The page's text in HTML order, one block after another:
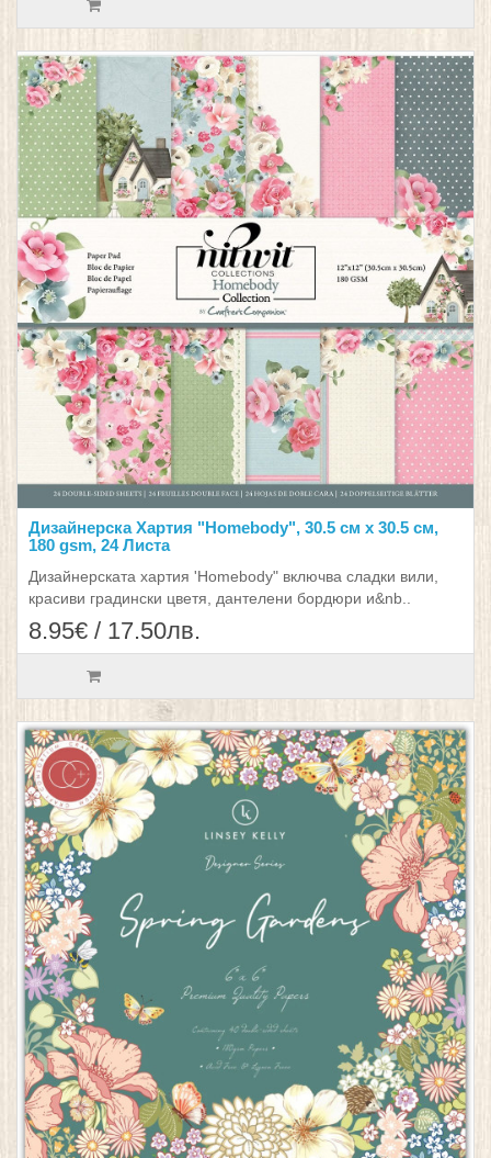
Дизайнерска Хартия "Homebody", 30.5 см х 30.5 см,
180 gsm, 24 Листа
Дизайнерската хартия 'Homebody" включва сладки вили,
красиви градински цветя, дантелени бордюри и&nb..
8.95€ / 17.50лв.